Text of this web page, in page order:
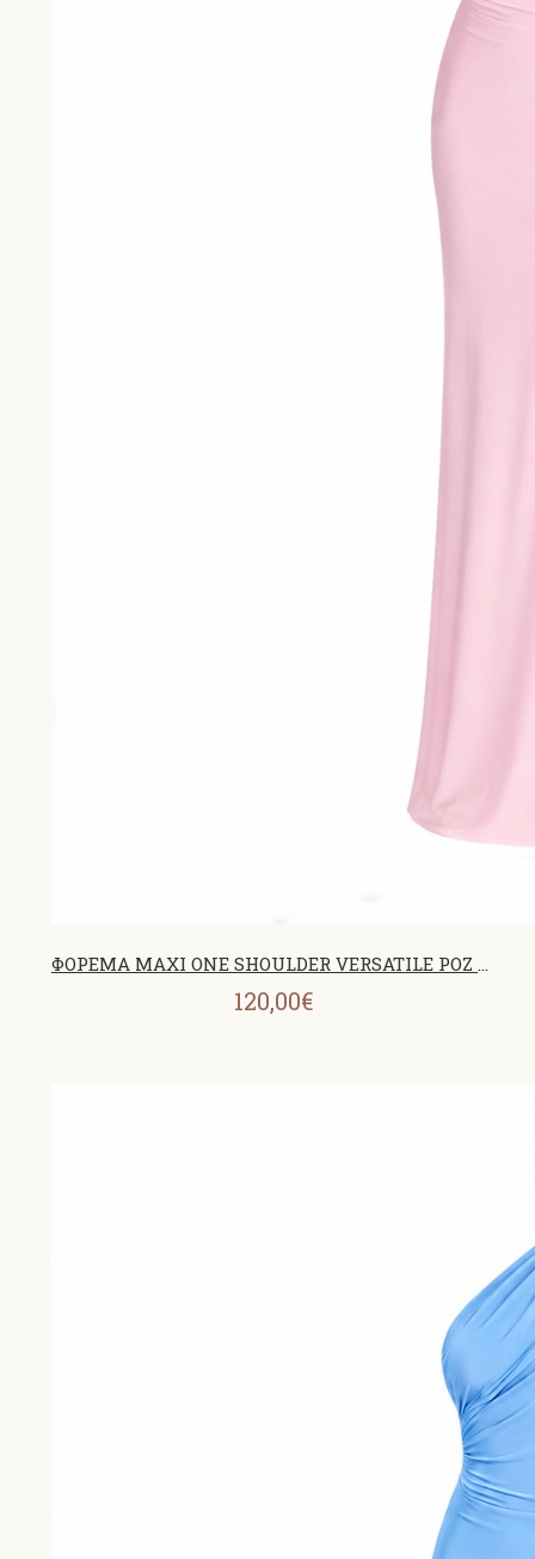
ΦΟΡΕΜΑ MAXI ONE SHOULDER VERSATILE ΡΟΖ 26440
120,00€